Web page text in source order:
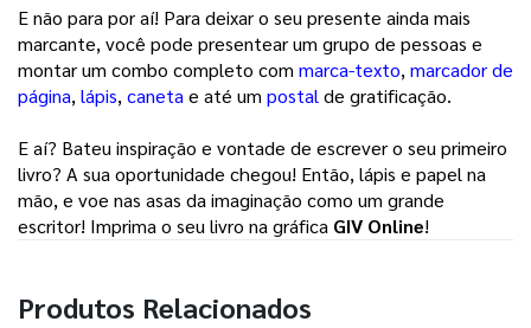
E não para por aí! Para deixar o seu presente ainda mais
marcante, você pode presentear um grupo de pessoas e
montar um combo completo com marca-texto, marcador de
página, lápis, canetae até um postalde gratificação.
E aí? Bateu inspiração e vontade de escrever o seu primeiro
livro? A sua oportunidade chegou! Então, lápis e papel na
mão, e voe nas asas da imaginação como um grande
escritor! Imprima o seu livro na gráfica GIV Online!
Produtos Relacionados